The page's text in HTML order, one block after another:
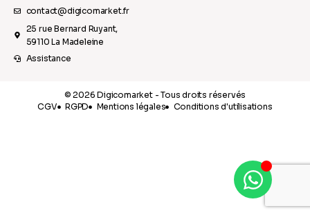
contact@digicomarket.fr
25 rue Bernard Ruyant,
59110 La Madeleine
Assistance
© 2026 Digicomarket - Tous droits réservés
CGV
RGPD Mentions légales Conditions d'utilisations